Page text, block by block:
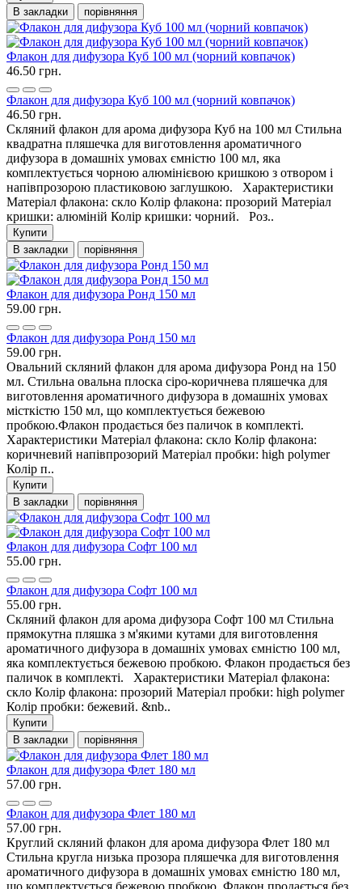
В закладки
порівняння
Флакон для дифузора Куб 100 мл (чорний ковпачок)
46.50 грн.
Флакон для дифузора Куб 100 мл (чорний ковпачок)
46.50 грн.
Скляний флакон для арома дифузора Куб на 100 мл Стильна
квадратна пляшечка для виготовлення ароматичного
дифузора в домашніх умовах ємністю 100 мл, яка
комплектується чорною алюмінієвою кришкою з отвором і
напівпрозорою пластиковою заглушкою. Характеристики
Матеріал флакона: скло Колір флакона: прозорий Матеріал
кришки: алюміній Колір кришки: чорний. Роз..
Купити
В закладки
порівняння
Флакон для дифузора Ронд 150 мл
59.00 грн.
Флакон для дифузора Ронд 150 мл
59.00 грн.
Овальний скляний флакон для арома дифузора Ронд на 150
мл. Стильна овальна плоска сіро-коричнева пляшечка для
виготовлення ароматичного дифузора в домашніх умовах
місткістю 150 мл, що комплектується бежевою
пробкою.Флакон продається без паличок в комплекті.
Характеристики Матеріал флакона: скло Колір флакона:
коричневий напівпрозорий Матеріал пробки: high polymer
Колір п..
Купити
В закладки
порівняння
Флакон для дифузора Софт 100 мл
55.00 грн.
Флакон для дифузора Софт 100 мл
55.00 грн.
Скляний флакон для арома дифузора Софт 100 мл Стильна
прямокутна пляшка з м'якими кутами для виготовлення
ароматичного дифузора в домашніх умовах ємністю 100 мл,
яка комплектується бежевою пробкою. Флакон продається без
паличок в комплекті. Характеристики Матеріал флакона:
скло Колір флакона: прозорий Матеріал пробки: high polymer
Колір пробки: бежевий. &nb..
Купити
В закладки
порівняння
Флакон для дифузора Флет 180 мл
57.00 грн.
Флакон для дифузора Флет 180 мл
57.00 грн.
Круглий скляний флакон для арома дифузора Флет 180 мл
Стильна кругла низька прозора пляшечка для виготовлення
ароматичного дифузора в домашніх умовах ємністю 180 мл,
що комплектується бежевою пробкою. Флакон продається без